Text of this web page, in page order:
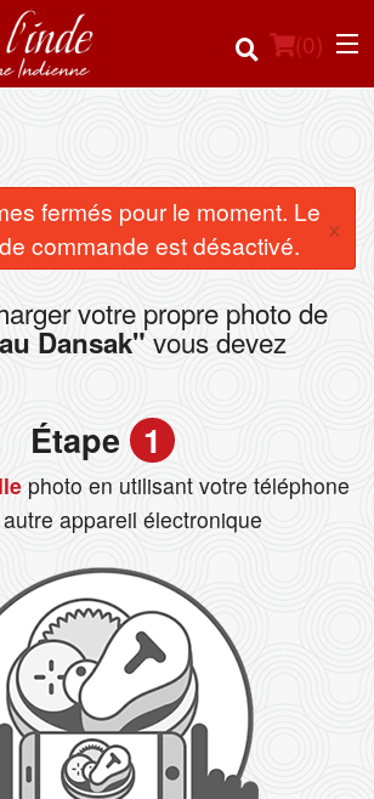
(0)
fermés pour le moment. Le
commande est désactivé.
×
votre propre photo de
Dansak"vous devez
Étape 1
photo en utilisant votre téléphone
appareil électronique